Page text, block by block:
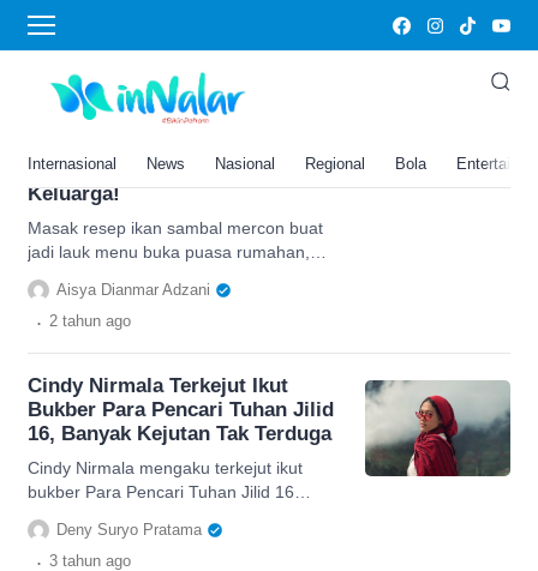
Internasional News Nasional Regional Bola
Bukber
Resep Ikan Sambal Mercon,
Menu Buka Puasa Rumahan
Nampol, Cocok Untuk Bukber
Keluarga!
Masak resep ikan sambal mercon buat
jadi lauk menu buka puasa rumahan,
cocok buat jadi santapan bukber
keluarga yang murah meriah.
Aisya Dianmar Adzani
. 2 tahun ago
Cindy Nirmala Terkejut Ikut
Bukber Para Pencari Tuhan Jilid
16, Banyak Kejutan Tak Terduga
Cindy Nirmala mengaku terkejut ikut
bukber Para Pencari Tuhan Jilid 16
karena banyak kejutan yang dihadirkan,
cari tahu ceritanya di sini.
Deny Suryo Pratama
. 3 tahun ago